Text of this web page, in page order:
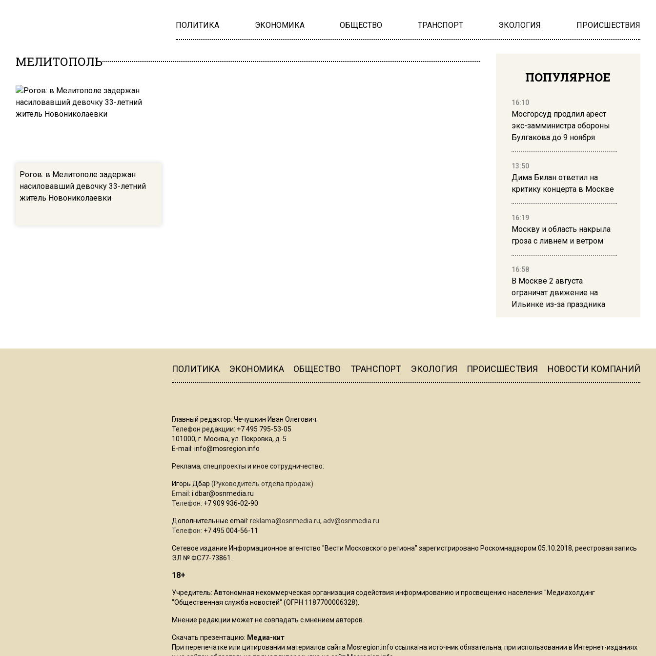
ПОЛИТИКА ЭКОНОМИКА ОБЩЕСТВО ТРАНСПОРТ ЭКОЛОГИЯ ПРОИСШЕСТВИЯ
МЕЛИТОПОЛЬ
Рогов: в Мелитополе задержан
насиловавший девочку 33-летний
житель Новониколаевки
ПОПУЛЯРНОЕ
16:10
Мосгорсуд продлил арест
экс-замминистра обороны
Булгакова до 9 ноября
13:50
Дима Билан ответил на
критику концерта в Москве
16:19
Москву и область накрыла
гроза с ливнем и ветром
16:58
В Москве 2 августа
ограничат движение на
Ильинке из-за праздника
Telegram после обвинений
Роман Терюшков назвал
ПОЛИТИКА ЭКОНОМИКА ОБЩЕСТВО ТРАНСПОРТ ЭКОЛОГИЯ ПРОИСШЕСТВИЯ НОВОСТИ КОМПАНИЙ
Главный редактор: Чечушкин Иван Олегович.
Телефон редакции: +7 495 795-53-05
101000, г. Москва, ул. Покровка, д. 5
E-mail: info@mosregion.info
Реклама, спецпроекты и иное сотрудничество:
Игорь Дбар (Руководитель отдела продаж)
Email: i.dbar@osnmedia.ru
Телефон: +7 909 936-02-90
Дополнительные email: reklama@osnmedia.ru, adv@osnmedia.ru
Телефон: +7 495 004-56-11
Сетевое издание Информационное агентство "Вести Московского региона" зарегистрировано Роскомнадзором 05.10.2018, реестровая запись
ЭЛ № ФС77-73861.
18+
Учредитель: Автономная некоммерческая организация содействия информированию и просвещению населения "Медиахолдинг
"Общественная служба новостей" (ОГРН 1187700006328).
Мнение редакции может не совпадать с мнением авторов.
Скачать презентацию: Медиа-кит
При перепечатке или цитировании материалов сайта Mosregion.info ссылка на источник обязательна, при использовании в Интернет-изданиях